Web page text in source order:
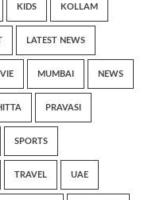
KIDS KOLLAM
LATEST NEWS
MUMBAI NEWS
PRAVASI
SPORTS
TRAVEL UAE